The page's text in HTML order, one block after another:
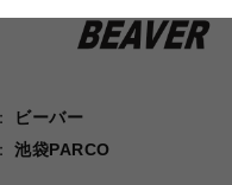
ビーバー
池袋PARCO